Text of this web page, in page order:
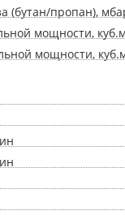
(бутан/пропан),
мощности,
мощности,